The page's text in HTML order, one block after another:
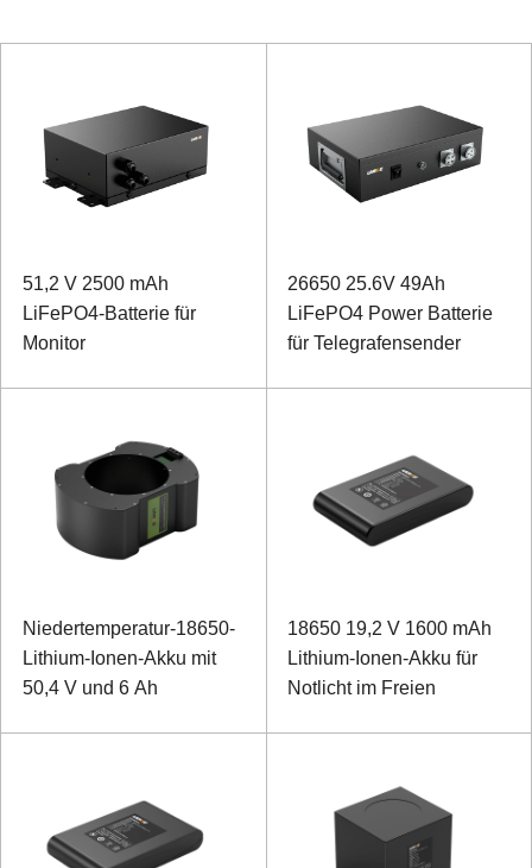
51,2 V 2500 mAh
LiFePO4-Batterie für
Monitor
26650 25.6V 49Ah
LiFePO4 Power Batterie
für Telegrafensender
Niedertemperatur-18650-
Lithium-Ionen-Akku mit
50,4 V und 6 Ah
18650 19,2 V 1600 mAh
Lithium-Ionen-Akku für
Notlicht im Freien